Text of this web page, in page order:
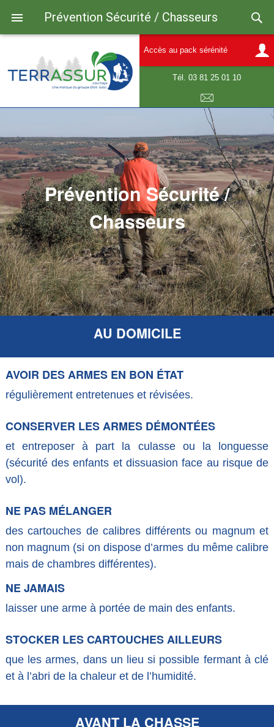
Accès au pack sérénité
Tél. 03 81 25 01 10
Prévention Sécurité /
Chasseurs
AU DOMICILE
AVOIR DES ARMES EN BON ÉTAT
régulièrement entretenues et révisées.
CONSERVER LES ARMES DÉMONTÉES
et entreposer à part la culasse ou la longuesse
(sécurité des enfants et dissuasion face au risque de
vol).
NE PAS MÉLANGER
des cartouches de calibres différents ou magnum et
non magnum (si on dispose d’armes du même calibre
mais de chambres différentes).
NE JAMAIS
laisser une arme à portée de main des enfants.
STOCKER LES CARTOUCHES AILLEURS
que les armes, dans un lieu si possible fermant à clé
et à l’abri de la chaleur et de l’humidité.
AVANT LA CHASSE
Prévention Sécurité / Chasseurs